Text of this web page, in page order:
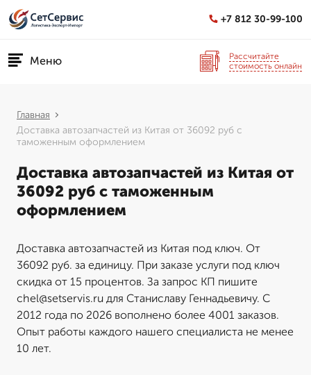
+7 812 30-99-100
Меню
Рассчитайте
стоимость онлайн
Главная
Доставка автозапчастей из Китая от 36092 руб с
таможенным оформлением
Доставка автозапчастей из Китая от
36092 руб с таможенным
оформлением
Доставка автозапчастей из Китая под ключ. От
36092 руб. за единицу. При заказе услуги под ключ
скидка от 15 процентов. За запрос КП пишите
chel@setservis.ru для Станиславу Геннадьевичу. С
2012 года по 2026 вополнено более 4001 заказов.
Опыт работы каждого нашего специалиста не менее
10 лет.